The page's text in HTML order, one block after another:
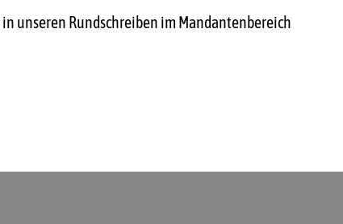
unseren Rundschreiben im Mandantenbereich